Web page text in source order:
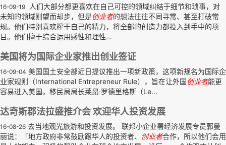
16-09-19 人们大部分都更喜欢在自己可控的领域纠结于细节和琐事，对
未知的领域则望而却步，但是创业者的想法往往不同寻常、甚至打破常
规。他们特别喜欢榨干自己的精力，将全部的创造力都投入到手中的项
目。他们擅于综合运用感性和理性...
美国将为国际企业家推出创业签证
16-09-04 美国国土安全部近日提议推出一项新政策，这项新规名为国际企
业家规则（International Entrepreneur Rule），旨在让外国创业者能更
容易进入美国。移民局局长莱昂·罗德里格斯（Le...
达奇斯郡法拉盛推介会 欢迎华人投资发展
16-08-26 去当地观光旅游和投资发展。 联邦小企业署经济发展专员郭曼
丽说：「地方政府非常鼓励跟华人的投资者、
创业者合作，所以他们会用